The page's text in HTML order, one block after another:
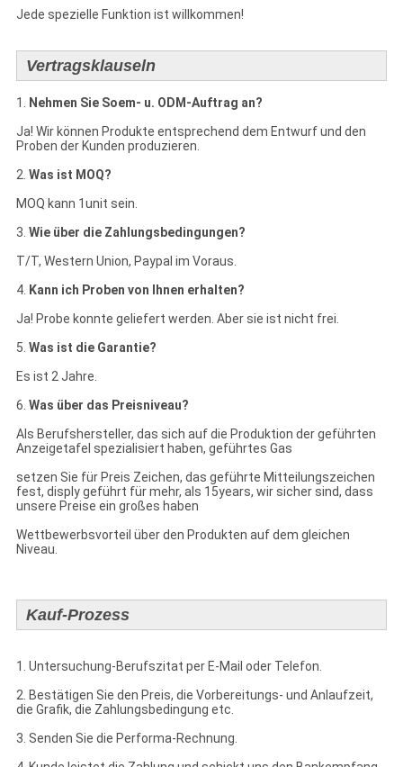
Jede spezielle Funktion ist willkommen!
Vertragsklauseln
1. Nehmen Sie Soem- u. ODM-Auftrag an?
Ja! Wir können Produkte entsprechend dem Entwurf und den
Proben der Kunden produzieren.
2. Was ist MOQ?
MOQ kann 1unit sein.
3. Wie über die Zahlungsbedingungen?
T/T, Western Union, Paypal im Voraus.
4. Kann ich Proben von Ihnen erhalten?
Ja! Probe konnte geliefert werden. Aber sie ist nicht frei.
5. Was ist die Garantie?
Es ist 2 Jahre.
6. Was über das Preisniveau?
Als Berufshersteller, das sich auf die Produktion der geführten
Anzeigetafel spezialisiert haben, geführtes Gas
setzen Sie für Preis Zeichen, das geführte Mitteilungszeichen
fest, disply geführt für mehr, als 15years, wir sicher sind, dass
unsere Preise ein großes haben
Wettbewerbsvorteil über den Produkten auf dem gleichen
Niveau.
Kauf-Prozess
1. Untersuchung-Berufszitat per E-Mail oder Telefon.
2. Bestätigen Sie den Preis, die Vorbereitungs- und Anlaufzeit,
die Grafik, die Zahlungsbedingung etc.
3. Senden Sie die Performa-Rechnung.